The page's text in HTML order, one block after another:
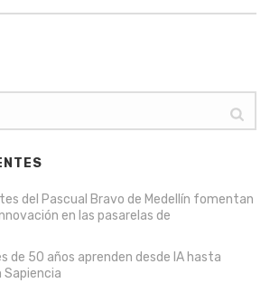
del Pascual Bravo de Medellín fomentan
en las pasarelas de
de 50 años aprenden desde IA hasta